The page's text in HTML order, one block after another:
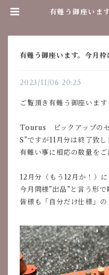
有難う御座いま
有難う御座います。今月枠
2023/11/06 20:25
ご覧頂き有難う御座いま
Tourus ピックアップの
S”ですが11月分は終了致し
有難い事に相応の数量をご
12月分（もう12月か！）
今月同様”出品”と言う形で
皆様も「自分だけ仕様」の